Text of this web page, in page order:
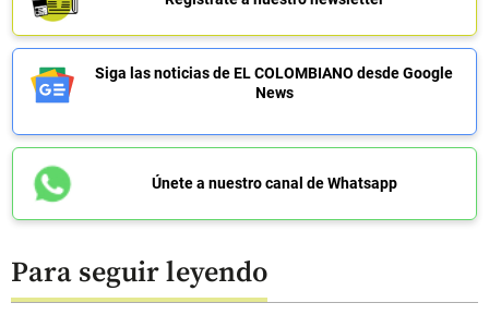
Siga las noticias de EL COLOMBIANO desde Google
News
Únete a nuestro canal de Whatsapp
Para seguir leyendo